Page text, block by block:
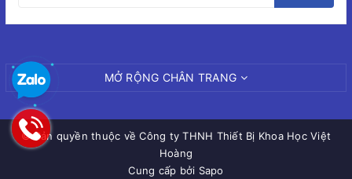
MỞ RỘNG CHÂN TRANG
© Bản quyền thuộc vềCông ty THNH Thiết Bị Khoa Học Việt
Hoàng
Cung cấp bởi Sapo